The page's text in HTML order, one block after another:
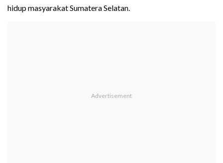
hidup masyarakat Sumatera Selatan.